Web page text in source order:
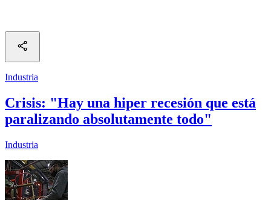
Industria
Crisis: "Hay una hiper recesión que está
paralizando absolutamente todo"
Industria